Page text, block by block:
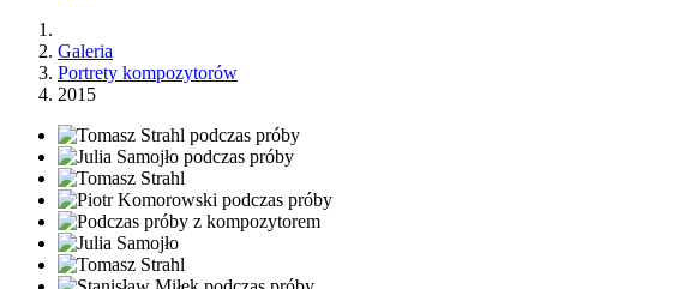
Galeria
Portrety kompozytorów
2015